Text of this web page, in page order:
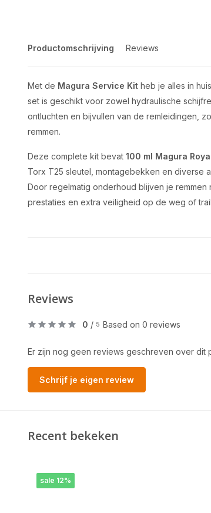
Productomschrijving Reviews
Met de Magura Service Kit heb je alles in
set is geschikt voor zowel hydraulische
ontluchten en bijvullen van de remleidingen,
remmen.
Deze complete kit bevat 100 ml Magura
Torx T25 sleutel, montagebekken en diverse
Door regelmatig onderhoud blijven je
prestaties en extra veiligheid op de weg of
Reviews
0 / 5 Based on 0 reviews
Er zijn nog geen reviews geschreven over dit
Schrijf je eigen review
Recent bekeken
sale 12%